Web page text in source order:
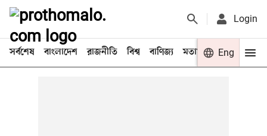
Login
সর্বশেষ বাংলাদেশ রাজনীতি বিশ্ব বাণিজ্য মতামত খেলা
Eng